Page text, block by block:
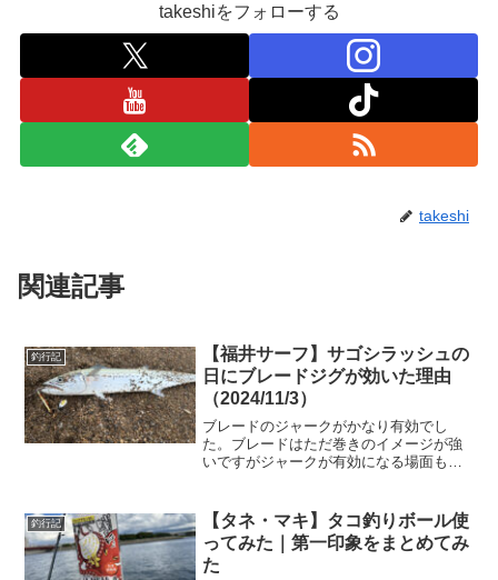
takeshiをフォローする
takeshi
関連記事
釣行記
【福井サーフ】サゴシラッシュの
日にブレードジグが効いた理由
（2024/11/3）
ブレードのジャークがかなり有効でし
た。ブレードはただ巻きのイメージが強
いですがジャークが有効になる場面もか
釣行記
【タネ・マキ】タコ釣りボール使
ってみた｜第一印象をまとめてみ
た